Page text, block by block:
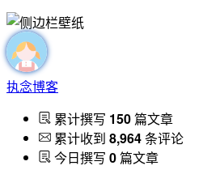
执念博客
累计撰写 150篇文章
累计收到 8,964条评论
今日撰写 0篇文章